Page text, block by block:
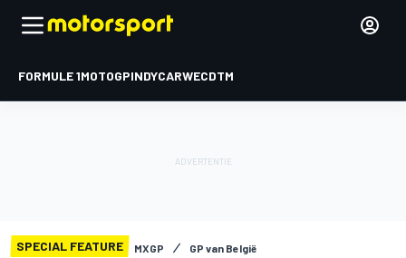
FORMULE 1MOTOGPINDYCARWECDTM
SPECIAL FEATURE MXGP GP van België